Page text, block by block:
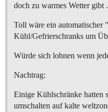
doch zu warmes Wetter gibt
Toll wäre ein automatischer
Kühl/Gefrierschranks um
Würde sich lohnen wenn
Nachtrag:
Einige Kühlschränke hatten
umschalten auf kalte